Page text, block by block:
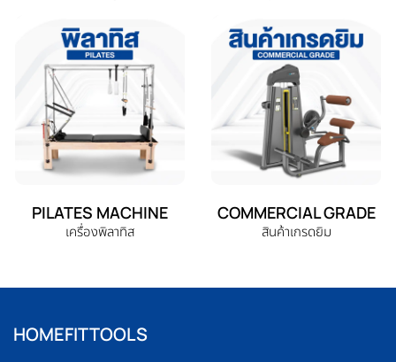
PILATES MACHINE
เครื่องพิลาทิส
COMMERCIAL GRADE
สินค้าเกรดยิม
HOMEFITTOOLS